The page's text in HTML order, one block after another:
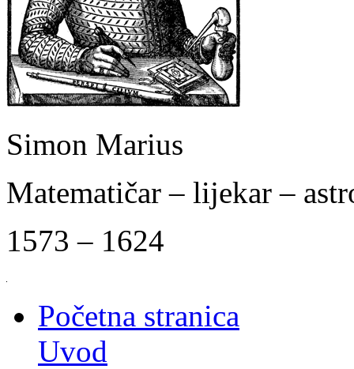
Simon Marius
Matematičar – lijekar –
1573 – 1624
Početna stranica
Uvod